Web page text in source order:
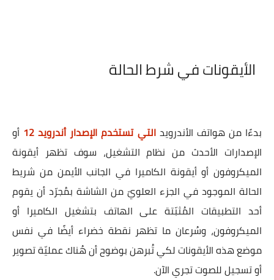
الأيقونات في شرط الحالة
بدءًا من هواتف الأندرويدالتي تستخدم الإصدار أندرويد 12
أو
الإصدارات الأحدث من نظام التشغيل، سوف تظهر أيقونة
الميكروفون أو أيقونة الكاميرا في الجانب الأيمن من شريط
الحالة الموجود في الجزء العلويّ من الشاشة بمُجرّد أن يقوم
أحد التطبيقات المُثبّتة على الهاتف بتشغيل الكاميرا أو
الميكروفون، وسُرعان ما تظهر نقطة خضراء أيضًا في نفس
موضع هذه الأيقونات لكي تُبرهن بوضوح أن هُناك عمليّة تصوير
أو تسجيل للصوت تجري الآن.